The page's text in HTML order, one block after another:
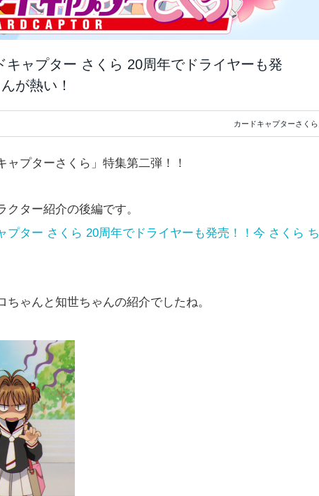
キャプター さくら 20周年でドライヤーも発
が熱い！
カードキャプターさくら
ャプターさくら」特集第二弾！！
クター紹介の後編です。
プター さくら 20周年でドライヤーも発売！！今 さくら ち
ゃんと知世ちゃんの紹介でしたね。